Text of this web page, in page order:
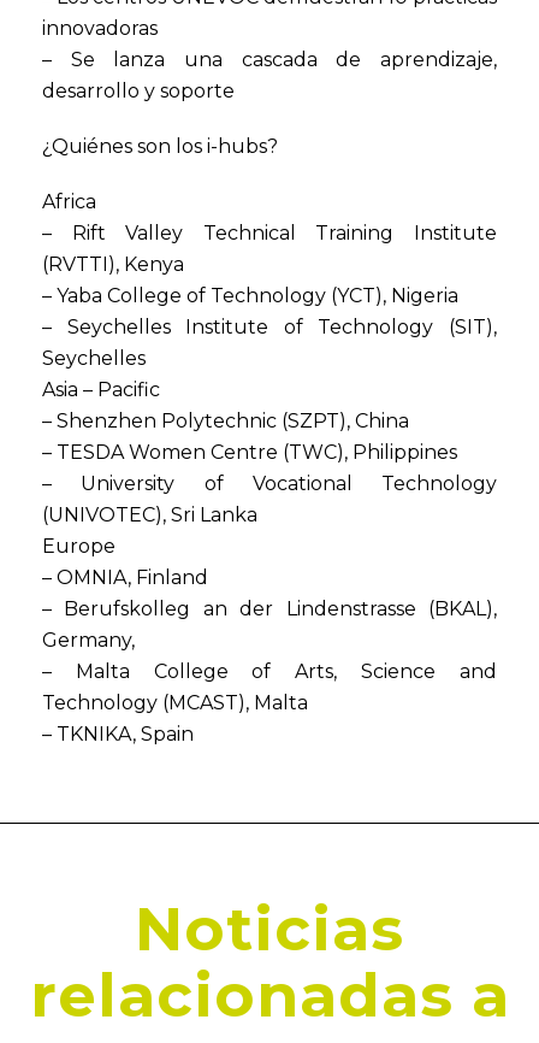
innovadoras
– Se lanza una cascada de aprendizaje,
desarrollo y soporte
¿Quiénes son los i-hubs?
Africa
– Rift Valley Technical Training Institute
(RVTTI), Kenya
– Yaba College of Technology (YCT), Nigeria
– Seychelles Institute of Technology (SIT),
Seychelles
Asia – Pacific
– Shenzhen Polytechnic (SZPT), China
– TESDA Women Centre (TWC), Philippines
– University of Vocational Technology
(UNIVOTEC), Sri Lanka
Europe
– OMNIA, Finland
– Berufskolleg an der Lindenstrasse (BKAL),
Germany,
– Malta College of Arts, Science and
Technology (MCAST), Malta
– TKNIKA, Spain
Noticias
relacionadas a